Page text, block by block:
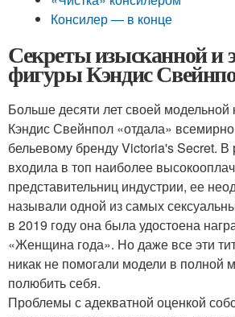
Консилер — в конце
Секреты изысканной и
фигуры Кэндис
Больше десяти лет своей модельной
Кэндис Свейнпол «отдала»
бельевому бренду Victoria's Secret.
входила в топ наиболее
представительниц индустрии, ее
называли одной из самых
в 2019 году она была удостоена
«Женщина года». Но даже все эти
никак не помогали модели в полной
полюбить себя.
Проблемы с адекватной оценкой